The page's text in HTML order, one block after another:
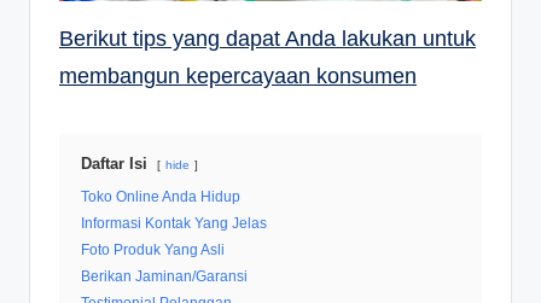
Berikut tips yang dapat Anda lakukan untuk
membangun kepercayaan konsumen
Daftar Isi hide
Toko Online Anda Hidup
Informasi Kontak Yang Jelas
Foto Produk Yang Asli
Berikan Jaminan/Garansi